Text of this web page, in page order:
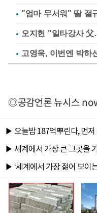
"엄마 무서워" 딸 절
오지헌 "일타강사
고영욱, 이번엔 박
◎공감언론 뉴시스